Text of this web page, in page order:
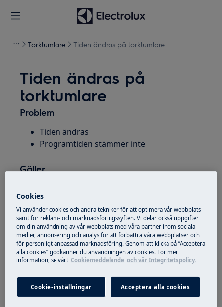
Torktumlare Tiden ändras på torktumlare
Tiden ändras på
torktumlare
Problem
Tiden ändras
Programtiden stämmer inte
Gäller
Kondenstorktumlare
Värmepumpstumlare
Lösning
Den tid som visas på displayen för
tid som anges på energimärkningen
Energimärkningsetiketten indikerar
Cookies
Vi använder cookies och andra tekniker för att optimera vår webbplats
samt för reklam- och marknadsföringssyften. Vi delar också uppgifter
om din användning av vår webbplats med våra partner inom sociala
medier, annonsering och analys för att förbättra våra webbplatser och
för personligt anpassad marknadsföring. Genom att klicka på ”Acceptera
alla cookies” godkänner du användningen av cookies. För mer
information, se vårt Cookiemeddelande och vår Integritetspolicy.
Cookie-inställningar Acceptera alla cookies